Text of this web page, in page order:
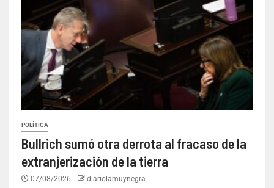
POLÍTICA
Bullrich sumó otra derrota al fracaso de la
extranjerización de la tierra
07/08/2026 diariolamuynegra